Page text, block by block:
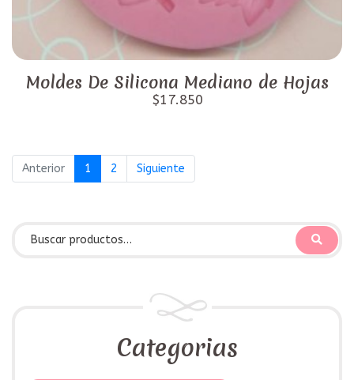
Moldes De Silicona Mediano de Hojas
$17.850
Anterior 1 2 Siguiente
Categorias